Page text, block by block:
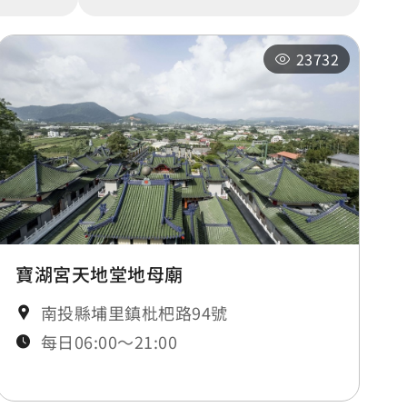
23732
寶湖宮天地堂地母廟
南投縣埔里鎮枇杷路94號
每日06:00～21:00